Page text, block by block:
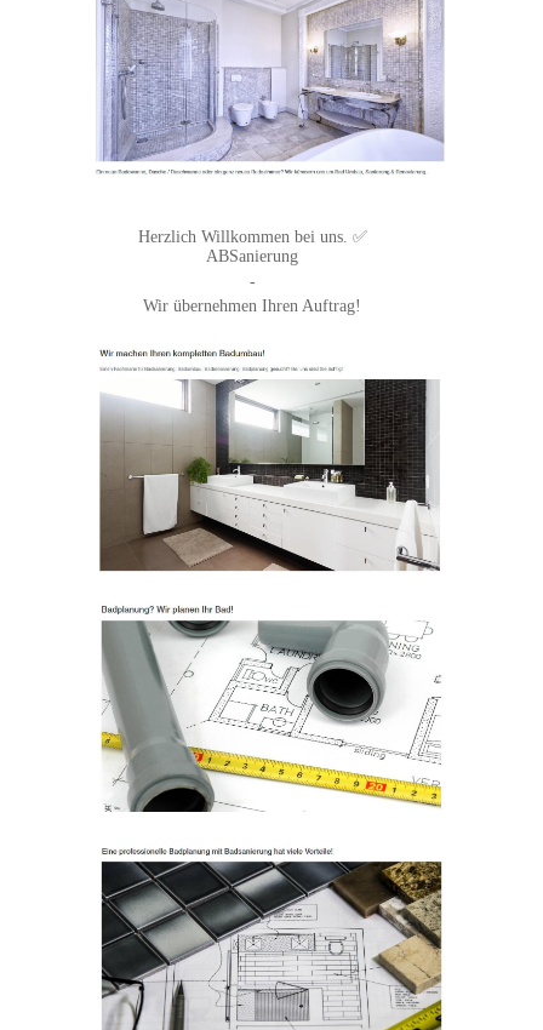
Herzlich Willkommen bei uns. ✅
ABSanierung
-
Wir übernehmen Ihren Auftrag!